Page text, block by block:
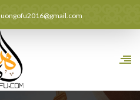
uongofu2016@gmail.com